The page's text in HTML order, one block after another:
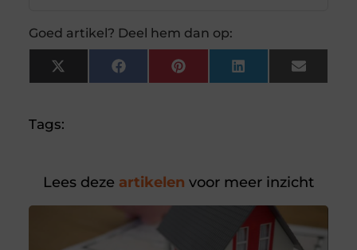
Goed artikel? Deel hem dan op:
X
(Twitter)
FacebookPinterestLinkedInEmail
Tags:
Lees deze artikelen voor meer inzicht